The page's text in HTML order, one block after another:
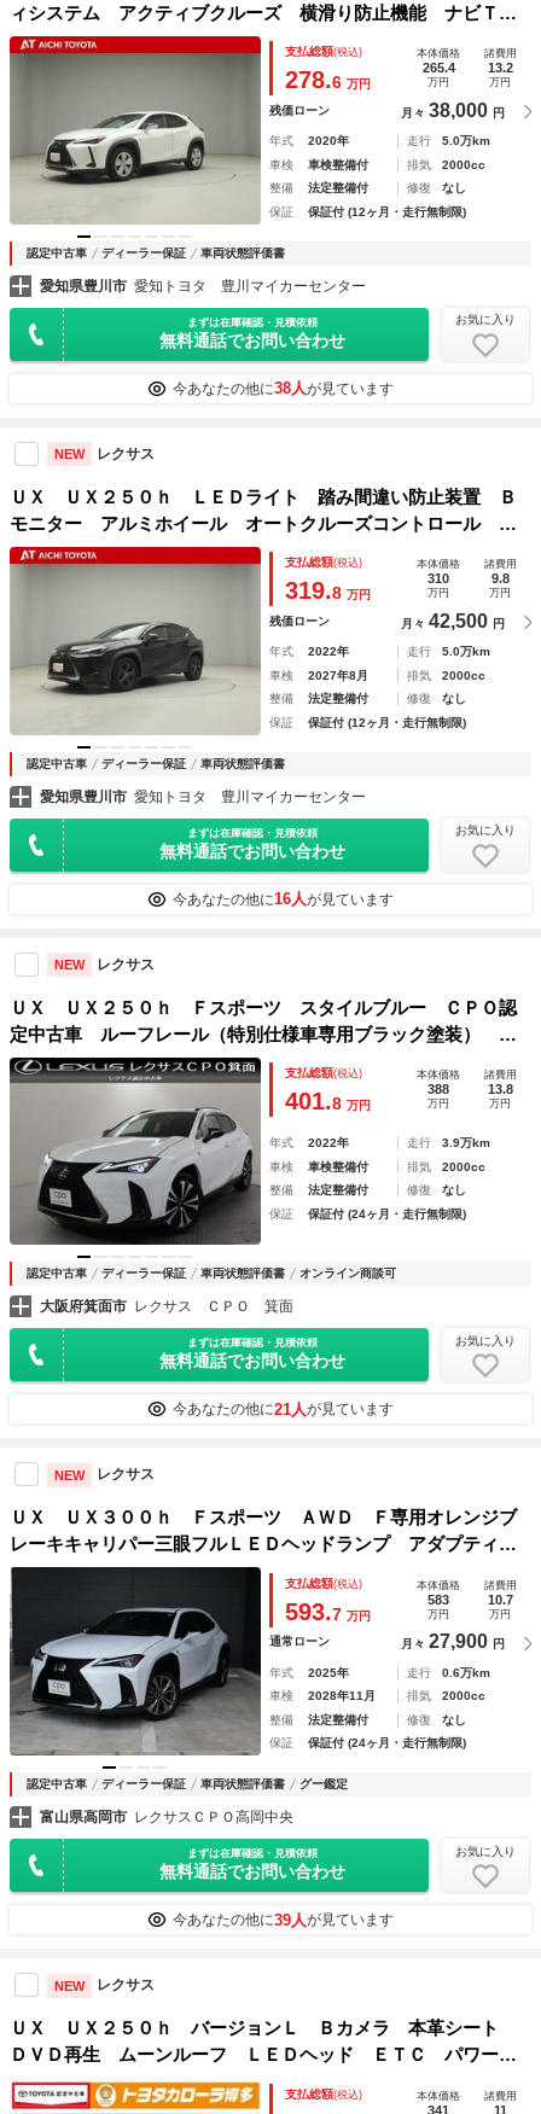
ィシステム アクティブクルーズ 横滑り防止機能 ナビＴ
Ｖ 地デジＴＶ オートエアコン ＬＥＤヘッドライト ＤＶ
Ｄ キーレス アルミ 盗難防止装置 ミュージックプレイヤ
支払総額(税込)
278.6 万円
本体価格
265.4
万円
諸費用
13.2
万円
残価ローン 月々 38,000 円
年式 2020年 走行
5.0万km
車検
車検整備付 排気
2000cc
整備
法定整備付 修復
なし
保証
保証付 (12ヶ月・走行無制限)
認定中古車 ディーラー保証 車両状態評価書
愛知県豊川市 愛知トヨタ 豊川マイカーセンター
まずは在庫確認・見積依頼
無料通話でお問い合わせ
お気に入り
今あなたの他に38人が見ています
NEW レクサス
ＵＸ ＵＸ２５０ｈ ＬＥＤライト 踏み間違い防止装置 Ｂ
モニター アルミホイール オートクルーズコントロール キ
ーレス 地上デジタル ＴＶ スマートキー ワンオーナー
ミュージックプレイヤー接続可 ＥＴＣ 横滑り防止機能
支払総額(税込)
319.8 万円
本体価格
310
万円
諸費用
9.8
万円
残価ローン 月々 42,500 円
年式 2022年 走行
5.0万km
車検
2027年8月 排気
2000cc
整備
法定整備付 修復
なし
保証
保証付 (12ヶ月・走行無制限)
認定中古車 ディーラー保証 車両状態評価書
愛知県豊川市 愛知トヨタ 豊川マイカーセンター
まずは在庫確認・見積依頼
無料通話でお問い合わせ
お気に入り
今あなたの他に16人が見ています
NEW レクサス
ＵＸ ＵＸ２５０ｈ Ｆスポーツ スタイルブルー ＣＰＯ認
定中古車 ルーフレール（特別仕様車専用ブラック塗装） カ
ラーヘッドアップディスプレイ 三眼フルＬＥＤヘッドラン
プ ＮＡＶＩ・ＡＩ－ＡＶＳ ワイヤレス充電 ムーンルーフ
（チルト＆スライド式）
支払総額(税込)
401.8 万円
本体価格
388
万円
諸費用
13.8
万円
年式 2022年 走行
3.9万km
車検
車検整備付 排気
2000cc
整備
法定整備付 修復
なし
保証
保証付 (24ヶ月・走行無制限)
認定中古車 ディーラー保証 車両状態評価書 オンライン商談可
大阪府箕面市 レクサス ＣＰＯ 箕面
まずは在庫確認・見積依頼
無料通話でお問い合わせ
お気に入り
今あなたの他に21人が見ています
NEW レクサス
ＵＸ ＵＸ３００ｈ Ｆスポーツ ＡＷＤ Ｆ専用オレンジブ
レーキキャリパー三眼フルＬＥＤヘッドランプ アダプティブ
ハイビームシステム カラーヘッドアップディスプレイ パノ
ラミックビューモニター ムーンルーフ マークレビンソン
支払総額(税込)
593.7 万円
本体価格
583
万円
諸費用
10.7
万円
通常ローン 月々 27,900 円
年式 2025年 走行
0.6万km
車検
2028年11月 排気
2000cc
整備
法定整備付 修復
なし
保証
保証付 (24ヶ月・走行無制限)
認定中古車 ディーラー保証 車両状態評価書 グー鑑定
富山県高岡市 レクサスＣＰＯ高岡中央
まずは在庫確認・見積依頼
無料通話でお問い合わせ
お気に入り
今あなたの他に39人が見ています
NEW レクサス
ＵＸ ＵＸ２５０ｈ バージョンＬ Ｂカメラ 本革シート
ＤＶＤ再生 ムーンルーフ ＬＥＤヘッド ＥＴＣ パワーシ
ート オートクルーズコントロール メモリーナビ スマート
キー ミュージックプレイヤー接続可 オートエアコン ＡＢ
支払総額(税込) 本体価格
341
諸費用
11